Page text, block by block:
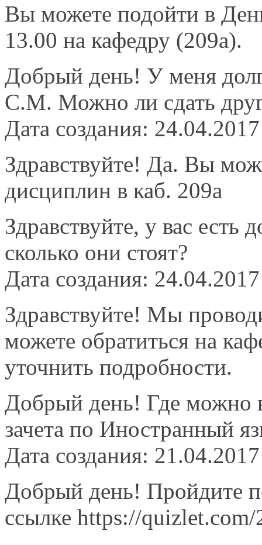
Вы можете подойти в
13.00 на кафедру (209а).
Добрый день! У меня
С.М. Можно ли сдать
Дата создания: 24.04.2017
Здравствуйте! Да. Вы
дисциплин в каб. 209а
Здравствуйте, у вас есть
сколько они стоят?
Дата создания: 24.04.2017
Здравствуйте! Мы
можете обратиться на
уточнить подробности.
Добрый день! Где можно
зачета по Иностранный
Дата создания: 21.04.2017
Добрый день! Пройдите
ссылке https://